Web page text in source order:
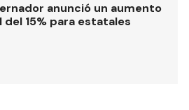
anunció un aumento
del 15% para estatales